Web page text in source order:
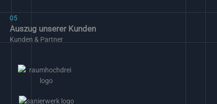
05
Auszug unserer Kunden
Kunden & Partner